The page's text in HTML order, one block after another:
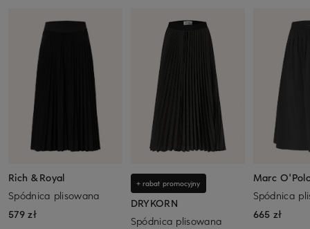
Rich & Royal
Spódnica plisowana
579 zł
+ rabat promocyjny
DRYKORN
Spódnica plisowana
Marc
Spódnica
665 zł